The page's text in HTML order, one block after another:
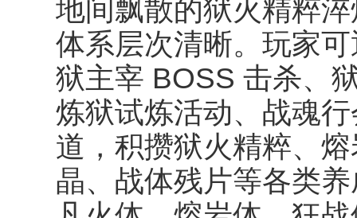
地间飘散的狱火精粹
体系层次清晰。玩家
狱主宰 BOSS 击杀、
炼狱试炼活动、战魂
道，积攒狱火精粹、
晶、战体残片等各类